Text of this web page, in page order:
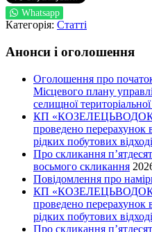
Whatsapp
Категорія: Статті
Анонси і оголошення
Оголошення про
Місцевого плану
селищної
КП
проведено перерахунок
рідких побутових
Про скликання п’ятдесят
восьмого скликання
Повідомлення про
КП
проведено перерахунок
рідких побутових
Про скликання